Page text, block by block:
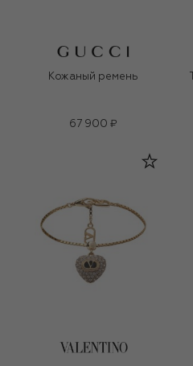
Кожаный ремень
67 900 ₽